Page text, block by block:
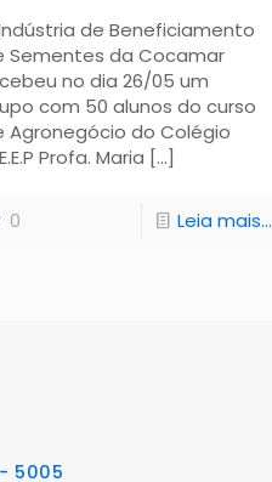
de Beneficiamento
Sementes da Cocamar
no dia 26/05 um
com 50 alunos do curso
Agronegócio do Colégio
Profa. Maria […]
0 Leia mais...
5005